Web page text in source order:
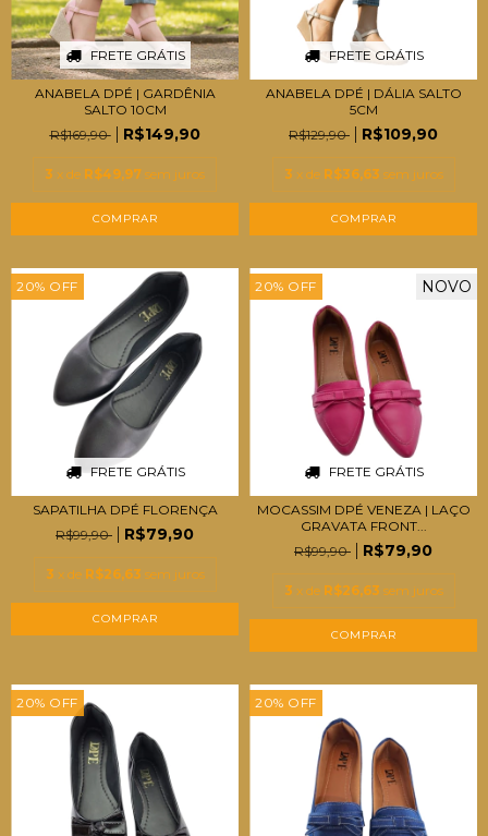
FRETE GRÁTIS
ANABELA DPÉ | GARDÊNIA
SALTO 10CM
R$169,90
R$149,90
3 x de R$49,97 sem juros
COMPRAR
FRETE GRÁTIS
ANABELA DPÉ | DÁLIA SALTO
5CM
R$129,90
R$109,90
3 x de R$36,63 sem juros
COMPRAR
20% OFF
FRETE GRÁTIS
SAPATILHA DPÉ FLORENÇA
R$99,90
R$79,90
3 x de R$26,63 sem juros
COMPRAR
20% OFF
FRETE GRÁTIS
NOVO
MOCASSIM DPÉ VENEZA | LAÇO
GRAVATA FRONT...
R$99,90
R$79,90
3 x de R$26,63 sem juros
COMPRAR
20% OFF 20% OFF